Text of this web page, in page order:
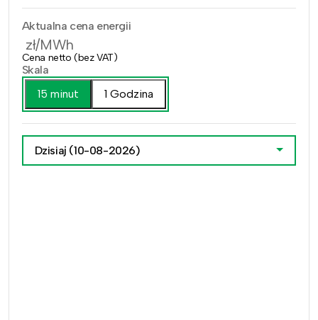
Aktualna cena energii
zł/MWh
Cena netto (bez VAT)
Skala
15 minut
1 Godzina
Dzisiaj (10-08-2026)